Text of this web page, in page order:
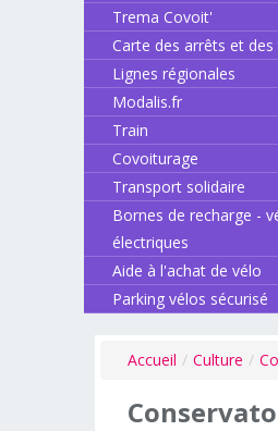
Trema Covoit'
Carte des arrêts et
Lignes régionales
Modalis.fr
Train
Covoiturage
Transport solidaire
Bornes de recharge -
électriques
Aide à l'achat de vélo
Parking vélos sécurisé
Accueil / Culture /